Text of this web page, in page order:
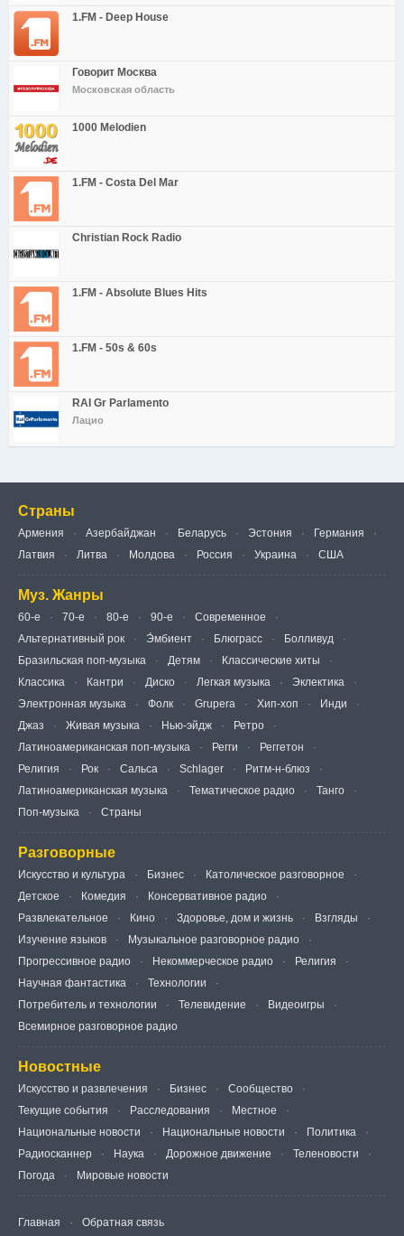
1.FM - Deep House
Говорит Москва
Московская область
1000 Melodien
1.FM - Costa Del Mar
Christian Rock Radio
1.FM - Absolute Blues Hits
1.FM - 50s & 60s
RAI Gr Parlamento
Лацио
Страны
Армения Азербайджан Беларусь Эстония
Германия
Латвия
Литва Молдова Россия Украина США
Муз. Жанры
60-е 70-е 80-е 90-е
Современное
Альтернативный рок
Э́мбиент Блюграсс
Болливуд
Бразильская поп-музыка
Детям
Классические хиты
Классика
Кантри Диско Легкая музыка
Эклектика
Электронная музыка
Фолк Grupera Хип-хоп
Инди
Джаз
Живая музыка Нью-эйдж
Ретро
Латиноамериканская поп-музыка
Регги
Реггетон
Религия
Рок Сальса Schlager
Ритм-н-блюз
Латиноамериканская музыка
Тематическое радио
Танго
Поп-музыка
Страны
Разговорные
Искусство и культура Бизнес
Католическое разговорное
Детское
Комедия
Консервативное радио
Развлекательное
Кино Здоровье, дом и жизнь
Взгляды
Изучение языков
Музыкальное разговорное радио
Прогрессивное радио
Некоммерческое радио
Религия
Научная фантастика
Технологии
Потребитель и технологии
Телевидение
Видеоигры
Всемирное разговорное радио
Новостные
Искусство и развлечения Бизнес
Сообщество
Текущие события
Расследования
Местное
Национальные новости
Национальные новости
Политика
Радиосканнер
Наука Дорожное движение
Теленовости
Погода
Мировые новости
Главная Обратная связь